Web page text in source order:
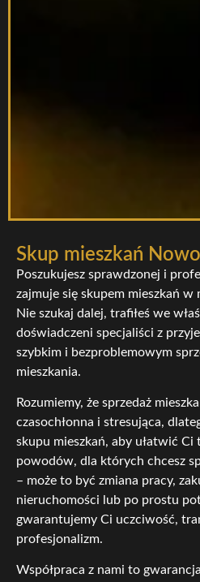
Skup mieszkań
Poszukujesz sprawdzonej i
zajmuje się skupem mieszkań
Nie szukaj dalej, trafiłeś we
doświadczeni specjaliści z
szybkim i bezproblemowym
mieszkania.
Rozumiemy, że sprzedaż
czasochłonna i stresująca,
skupu mieszkań, aby ułatwić Ci
powodów, dla których chcesz
– może to być zmiana pracy,
nieruchomości lub po prostu
gwarantujemy Ci uczciwość,
profesjonalizm.
Współpraca z nami to